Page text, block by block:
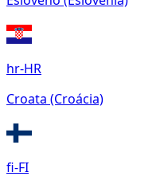
hr-HR
Croata (Croácia)
fi-FI